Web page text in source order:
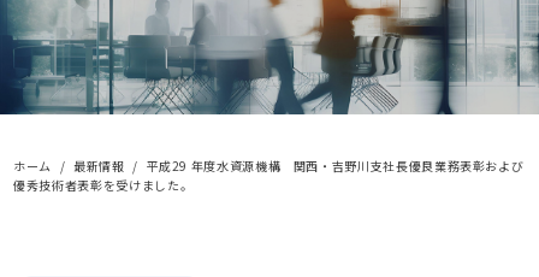
ホーム 最新情報
平成29 年度水資源機構 関西・吉野川支社長優良業務表彰および
優秀技術者表彰を受けました。